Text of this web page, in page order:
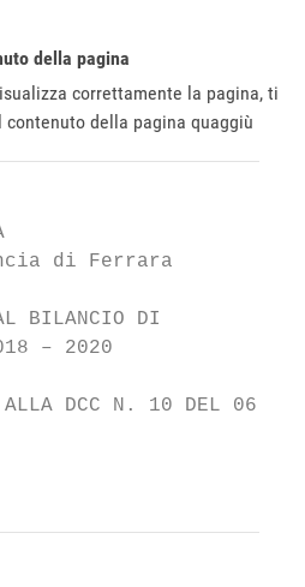
della pagina
correttamente la pagina, ti
della pagina quaggiù
di Ferrara
BILANCIO DI
– 2020
DCC N. 10 DEL